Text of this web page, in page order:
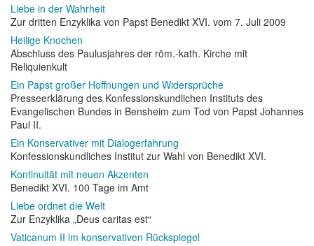
Liebe in der Wahrheit
Zur dritten Enzyklika von Papst Benedikt XVI. vom 7. Juli 2009
Heilige Knochen
Abschluss des Paulusjahres der röm.-kath. Kirche mit
Reliquienkult
Ein Papst großer Hoffnungen und Widersprüche
Presseerklärung des Konfessionskundlichen Instituts des
Evangelischen Bundes in Bensheim zum Tod von Papst Johannes
Paul II.
Ein Konservativer mit Dialogerfahrung
Konfessionskundliches Institut zur Wahl von Benedikt XVI.
Kontinuität mit neuen Akzenten
Benedikt XVI. 100 Tage im Amt
Liebe ordnet die Welt
Zur Enzyklika „Deus caritas est“
Vaticanum II im konservativen Rückspiegel